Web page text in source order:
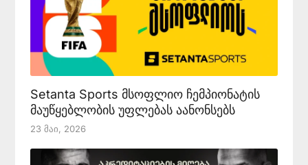
Setanta Sports მსოფლიო ჩემპიონატის
მაუწყებლობის უფლებას აანონსებს
23 Მაი, 2026